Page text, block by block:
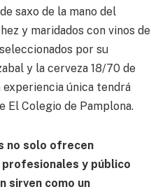
saxo de la mano del
y maridados con vinos de
por su
y la cerveza 18/70 de
experiencia única tendrá
El Colegio de Pamplona.
no solo ofrecen
profesionales y público
sirven como un